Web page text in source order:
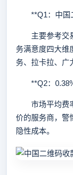
**Q1：中国二
主要参考交易
务满意度四大维
务、拉卡拉、广
**Q2：0.38%
市场平均费率
价的服务商，警
隐性成本。